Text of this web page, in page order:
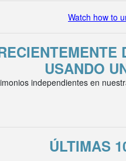
Watch how to
USANDO
independientes en
ÚLTIMAS